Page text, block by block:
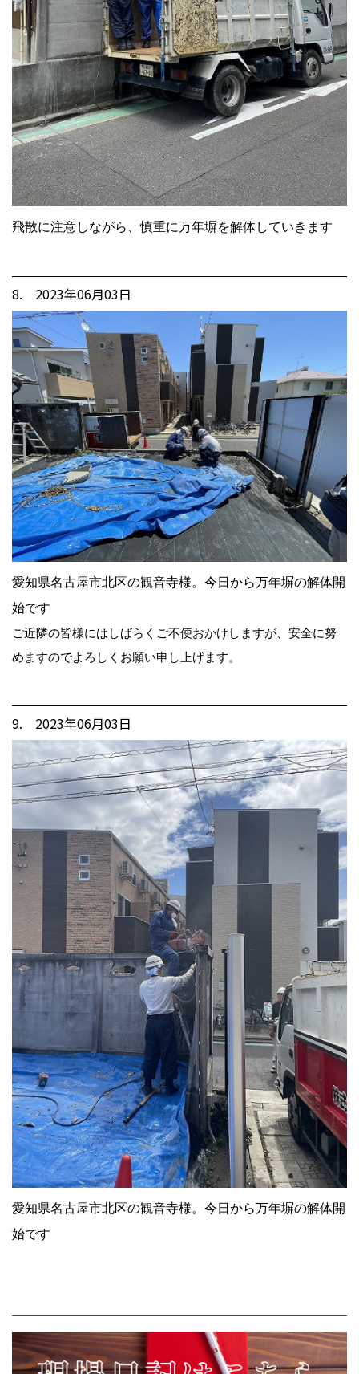
飛散に注意しながら、慎重に万年塀を解体していきます
8. 2023年06月03日
愛知県名古屋市北区の観音寺様。今日から万年塀の解体開
始です
ご近隣の皆様にはしばらくご不便おかけしますが、安全に努
めますのでよろしくお願い申し上げます。
9. 2023年06月03日
愛知県名古屋市北区の観音寺様。今日から万年塀の解体開
始です